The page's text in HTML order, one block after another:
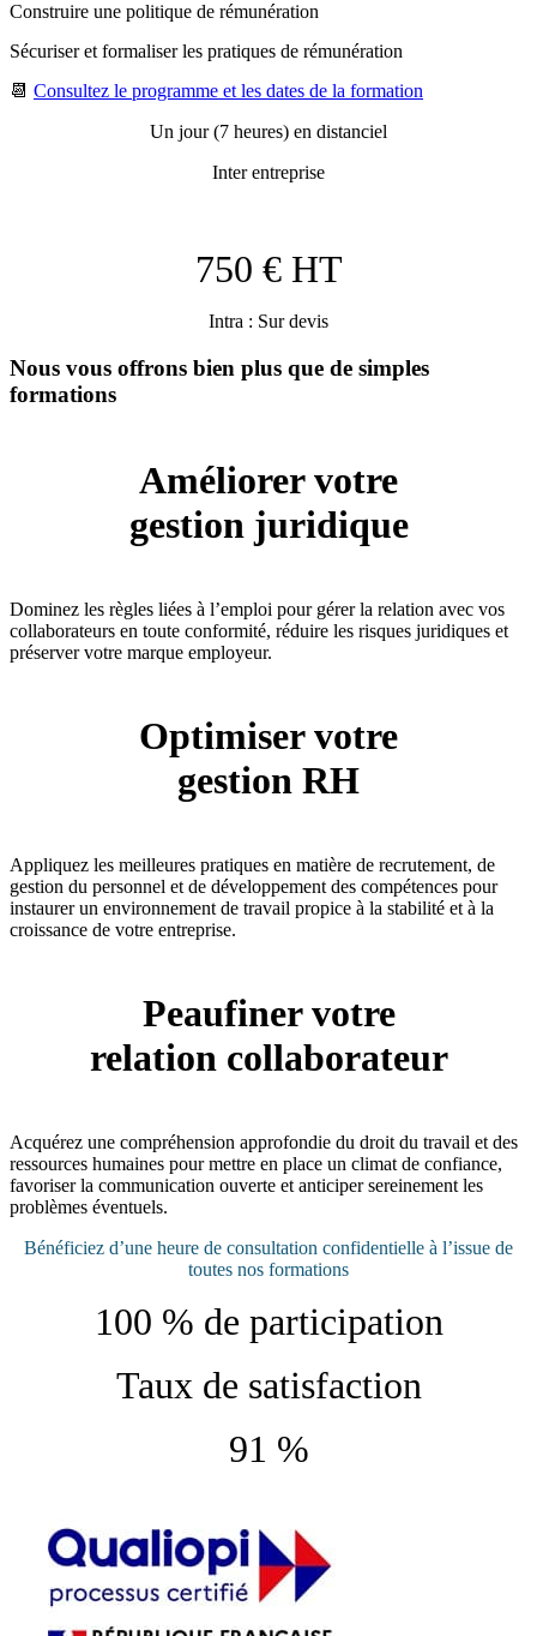
Construire une politique de rémunération
Sécuriser et formaliser les pratiques de rémunération
📆 Consultez le programme et les dates de la formation
Un jour (7 heures) en distanciel
Inter entreprise
750 € HT
Intra : Sur devis
Nous vous offrons bien plus que de simples
formations
Améliorer votre
gestion juridique
Dominez les règles liées à l’emploi pour gérer la relation avec vos
collaborateurs en toute conformité, réduire les risques juridiques et
préserver votre marque employeur.
Optimiser votre
gestion RH
Appliquez les meilleures pratiques en matière de recrutement, de
gestion du personnel et de développement des compétences pour
instaurer un environnement de travail propice à la stabilité et à la
croissance de votre entreprise.
Peaufiner votre
relation collaborateur
Acquérez une compréhension approfondie du droit du travail et des
ressources humaines pour mettre en place un climat de confiance,
favoriser la communication ouverte et anticiper sereinement les
problèmes éventuels.
Bénéficiez d’une heure de consultation confidentielle à l’issue de
toutes nos formations
100 % de participation
Taux de satisfaction
91 %